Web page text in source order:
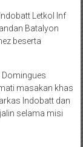
Letkol Inf
Batalyon
beserta
Domingues
masakan khas
Indobatt dan
selama misi